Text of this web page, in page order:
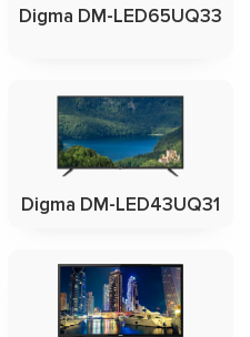
Digma DM-LED65UQ33
Digma DM-LED43UQ31